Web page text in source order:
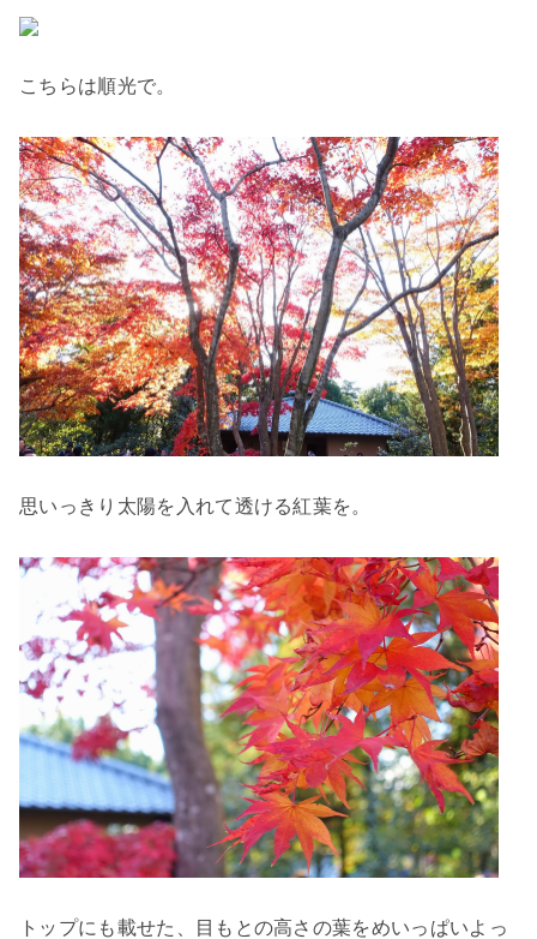
こちらは順光で。
思いっきり太陽を入れて透ける紅葉を。
トップにも載せた、目もとの高さの葉をめいっぱいよっ